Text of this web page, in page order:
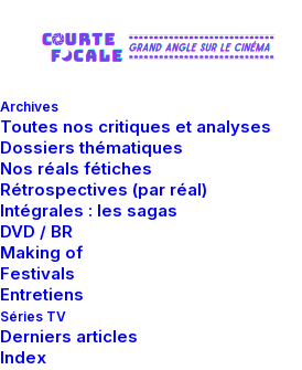
Archives
Toutes nos critiques et analyses
Dossiers thématiques
Nos réals fétiches
Rétrospectives (par réal)
Intégrales : les sagas
DVD / BR
Making of
Festivals
Entretiens
Séries TV
Derniers articles
Index